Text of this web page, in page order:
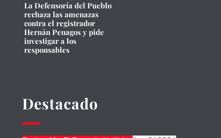
La Defensoría del Pueblo
rechaza las amenazas
contra el registrador
Hernán Penagos y pide
investigar a los
responsables
Destacado